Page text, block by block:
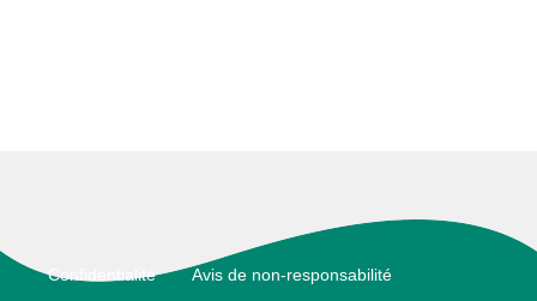
Footer
Confidentialité Avis de non-responsabilité